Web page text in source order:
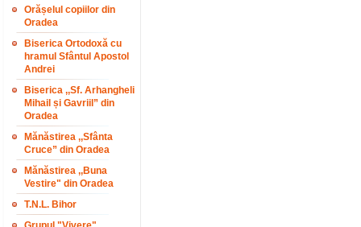
Orășelul copiilor din
Oradea
Biserica Ortodoxă cu
hramul Sfântul Apostol
Andrei
Biserica ,,Sf. Arhangheli
Mihail și Gavriil” din
Oradea
Mănăstirea ,,Sfânta
Cruce” din Oradea
Mănăstirea ,,Buna
Vestire" din Oradea
T.N.L. Bihor